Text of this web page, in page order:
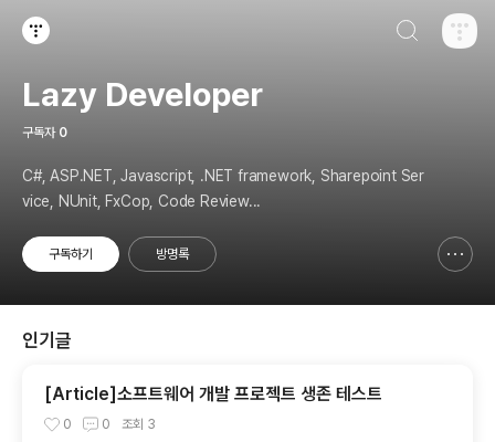
Lazy Developer
구독자 0
C#, ASP.NET, Javascript, .NET framework, Sharepoint Ser
vice, NUnit, FxCop, Code Review...
구독하기 방명록
인기글
[Article]소프트웨어 개발 프로젝트 생존 테스트
0 0 조회 3